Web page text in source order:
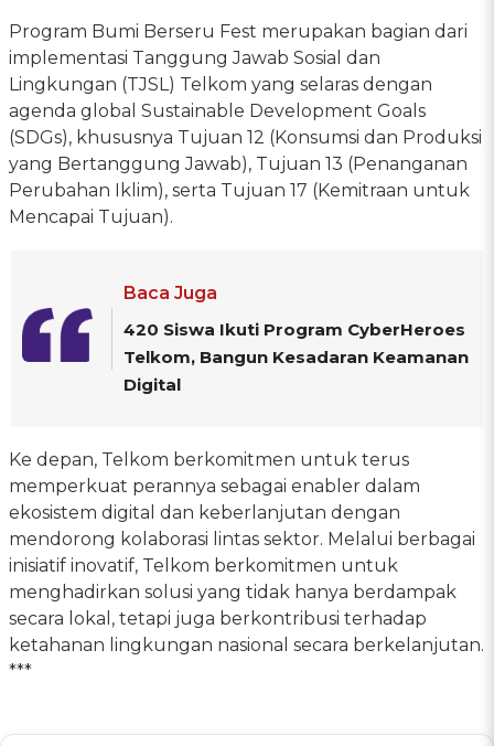
Program Bumi Berseru Fest merupakan bagian dari
implementasi Tanggung Jawab Sosial dan
Lingkungan (TJSL) Telkom yang selaras dengan
agenda global Sustainable Development Goals
(SDGs), khususnya Tujuan 12 (Konsumsi dan Produksi
yang Bertanggung Jawab), Tujuan 13 (Penanganan
Perubahan Iklim), serta Tujuan 17 (Kemitraan untuk
Mencapai Tujuan).
Baca Juga
420 Siswa Ikuti Program CyberHeroes
Telkom, Bangun Kesadaran Keamanan
Digital
Ke depan, Telkom berkomitmen untuk terus
memperkuat perannya sebagai enabler dalam
ekosistem digital dan keberlanjutan dengan
mendorong kolaborasi lintas sektor. Melalui berbagai
inisiatif inovatif, Telkom berkomitmen untuk
menghadirkan solusi yang tidak hanya berdampak
secara lokal, tetapi juga berkontribusi terhadap
ketahanan lingkungan nasional secara berkelanjutan.
***